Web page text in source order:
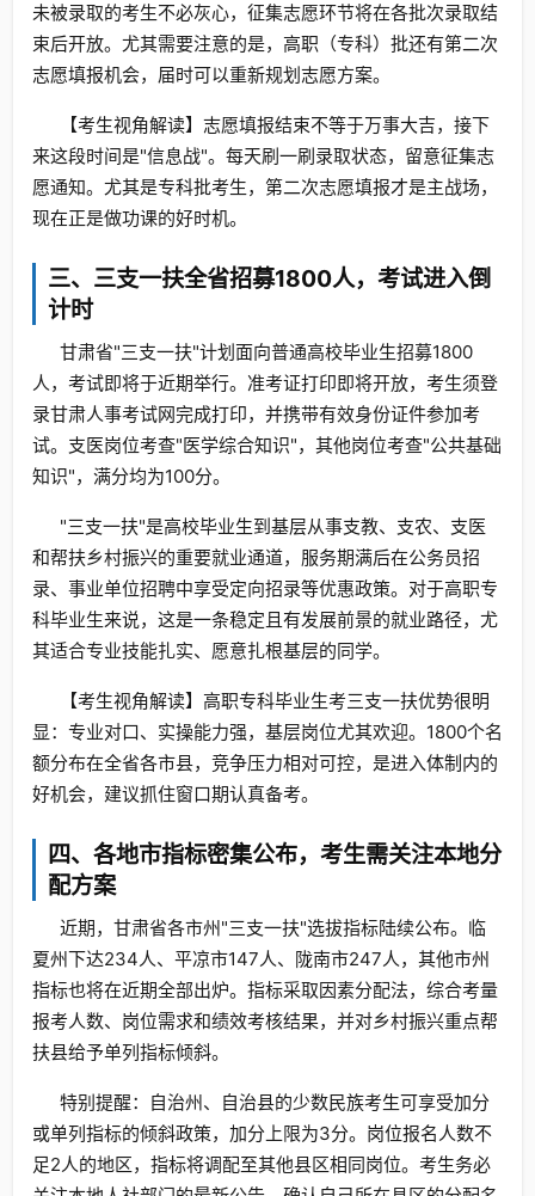
未被录取的考生不必灰心，征集志愿环节将在各批次录取结
束后开放。尤其需要注意的是，高职（专科）批还有第二次
志愿填报机会，届时可以重新规划志愿方案。
【考生视角解读】志愿填报结束不等于万事大吉，接下
来这段时间是"信息战"。每天刷一刷录取状态，留意征集志
愿通知。尤其是专科批考生，第二次志愿填报才是主战场，
现在正是做功课的好时机。
三、三支一扶全省招募1800人，考试进入倒
计时
甘肃省"三支一扶"计划面向普通高校毕业生招募1800
人，考试即将于近期举行。准考证打印即将开放，考生须登
录甘肃人事考试网完成打印，并携带有效身份证件参加考
试。支医岗位考查"医学综合知识"，其他岗位考查"公共基础
知识"，满分均为100分。
"三支一扶"是高校毕业生到基层从事支教、支农、支医
和帮扶乡村振兴的重要就业通道，服务期满后在公务员招
录、事业单位招聘中享受定向招录等优惠政策。对于高职专
科毕业生来说，这是一条稳定且有发展前景的就业路径，尤
其适合专业技能扎实、愿意扎根基层的同学。
【考生视角解读】高职专科毕业生考三支一扶优势很明
显：专业对口、实操能力强，基层岗位尤其欢迎。1800个名
额分布在全省各市县，竞争压力相对可控，是进入体制内的
好机会，建议抓住窗口期认真备考。
四、各地市指标密集公布，考生需关注本地分
配方案
近期，甘肃省各市州"三支一扶"选拔指标陆续公布。临
夏州下达234人、平凉市147人、陇南市247人，其他市州
指标也将在近期全部出炉。指标采取因素分配法，综合考量
报考人数、岗位需求和绩效考核结果，并对乡村振兴重点帮
扶县给予单列指标倾斜。
特别提醒：自治州、自治县的少数民族考生可享受加分
或单列指标的倾斜政策，加分上限为3分。岗位报名人数不
足2人的地区，指标将调配至其他县区相同岗位。考生务必